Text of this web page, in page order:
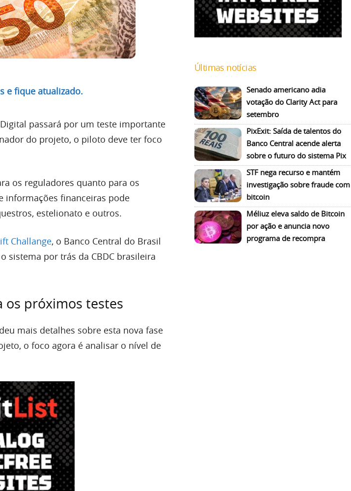
e fique atualizado.
passará por um teste importante
do projeto, o piloto deve ter foco
os reguladores quanto para os
informações financeiras pode
estelionato e outros.
Challange, o Banco Central do Brasil
sistema por trás da CBDC brasileira
os próximos testes
mais detalhes sobre esta nova fase
o foco agora é analisar o nível de
Últimas notícias
Senado americano adia
votação do Clarity Act para
setembro
PixExit: Saída de talentos do
Banco Central acende alerta
sobre o futuro do sistema Pix
STF nega recurso e mantém
investigação sobre fraude com
bitcoin
Méliuz eleva saldo de Bitcoin
por ação e anuncia novo
programa de recompra